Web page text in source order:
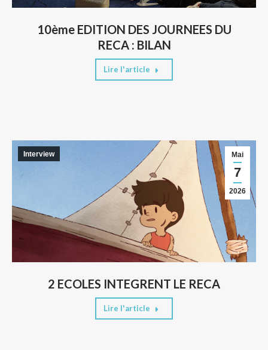
10ème EDITION DES JOURNEES DU
RECA : BILAN
Lire l'article
2 ECOLES INTEGRENT LE RECA
Mai
7
2026
Interview
Lire l'article